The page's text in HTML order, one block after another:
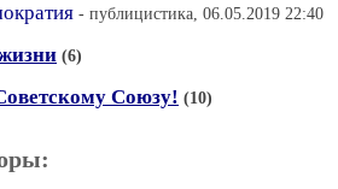
- публицистика, 06.05.2019 22:40
(6)
Союзу! (10)